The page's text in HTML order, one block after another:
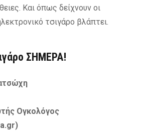
Και όπως δείχνουν οι
τσιγάρο βλάπτει.
ΣΗΜΕΡΑ!
Ογκoλόγος
)